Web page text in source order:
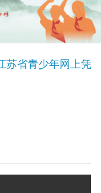
省青少年网上凭